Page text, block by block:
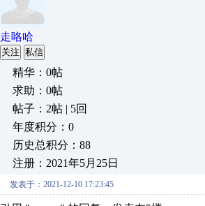
走咯哈
关注 私信
精华：0帖
求助：0帖
帖子：2帖 | 5回
年度积分：0
历史总积分：88
注册：2021年5月25日
发表于：2021-12-10 17:23:45